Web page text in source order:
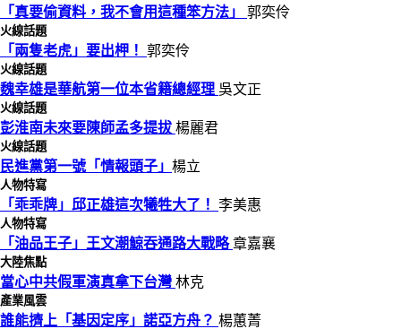
「真要偷資料，我不會用這種笨方法」 郭奕伶
火線話題
「兩隻老虎」要出柙！ 郭奕伶
火線話題
魏幸雄是華航第一位本省籍總經理 吳文正
火線話題
彭淮南未來要陳師孟多提拔 楊麗君
火線話題
民進黨第一號「情報頭子」 楊立
人物特寫
「乖乖牌」邱正雄這次犧牲大了！ 李美惠
人物特寫
「油品王子」王文潮鯨吞通路大戰略章嘉襄
大陸焦點
當心中共假軍演真拿下台灣 林克
產業風雲
誰能擠上「基因定序」諾亞方舟？ 楊蕙菁